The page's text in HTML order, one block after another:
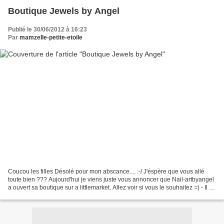
Boutique Jewels by Angel
Publié le 30/06/2012 à 16:23
Par mamzelle-petite-etoile
Coucou les filles Désolé pour mon abscance.... :-/ J'éspère que vous allé
toute bien ??? Aujourd'hui je viens juste vous annoncer que Nail-artbyangel
a ouvert sa boutique sur a littlemarket. Allez voir si vous le souhaitez =) - Il ya